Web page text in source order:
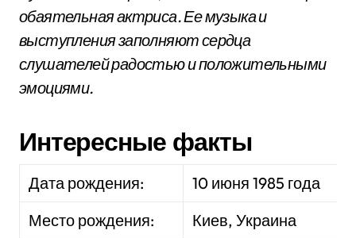
обаятельная актриса. Ее музыка и
выступления заполняют сердца
слушателей радостью и положительными
эмоциями.
Интересные факты
Дата рождения:
10 июня 1985 года
Место рождения:
Киев, Украина